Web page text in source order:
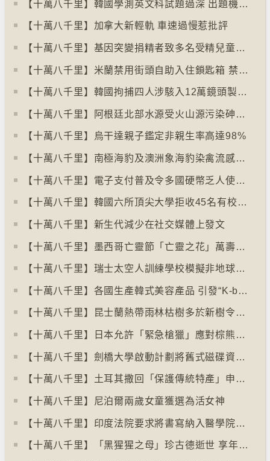
【十萬八千里】韓國學測英文科試題過深 出題機構院長引咎辭職
【十萬八千里】加拿大新輕軌 車速過慢惹批評
【十萬八千里】基因突變捐精者致多名受精兒童患癌
【十萬八千里】米蘭禁用街頭自助入住鎖匙箱 禁自助入住民宿
【十萬八千里】韓國拘捕四人涉駭入12萬鏡頭製色情內容
【十萬八千里】阿根廷北部水源受火山源污染砷含量超標
【十萬八千里】烏干達親子鑑定非親生率高達98%
【十萬八千里】南極海豹及澳洲象海豹染禽流感病毒恐擴散
【十萬八千里】電子支付普及令多國硬幣乏人使用甚至停產
【十萬八千里】韓國六所頂尖大學拒收45名有校園暴力紀錄者入學
【十萬八千里】新生代減少在社交媒體上發文
【十萬八千里】墨西哥亡靈節「亡靈之花」萬壽菊失收
【十萬八千里】瑞士太空人訓練學校模擬非地球生活
【十萬八千里】各國生產韓式美容產品 引發“K-beauty”定義討論
【十萬八千里】昆士蘭熱帶雨林枯樹多於新樹令二氧化碳釋出量多於吸收量
【十萬八千里】日本允許「緊急槍獵」應對棕熊襲擊人類事件急增
【十萬八千里】劍橋大學啟動計劃將舊式磁碟資料存檔
【十萬八千里】土耳其撒回「保護傳統特產」申請德國烤肉多樣性獲保護
【十萬八千里】尼泊爾兩歲女童獲選為活女神
【十萬八千里】印度法院要求將書寫納入醫學院課程
【十萬八千里】「黑猩猩之母」珍古德逝世 享年91歲